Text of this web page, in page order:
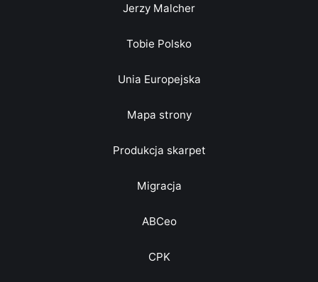
Jerzy Malcher
Tobie Polsko
Unia Europejska
Mapa strony
Produkcja skarpet
Migracja
ABCeo
CPK